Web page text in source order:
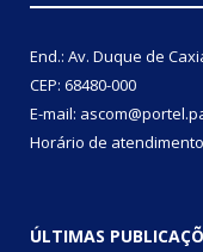
End.: Av. Duque de
CEP: 68480-000
E-mail:
Horário de
ÚLTIMAS